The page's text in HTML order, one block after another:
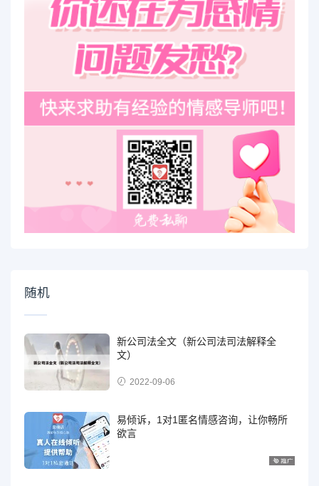
随机
新公司法全文（新公司法司法解释全
文）
2022-09-06
易倾诉，1对1匿名情感咨询，让你畅所
欲言